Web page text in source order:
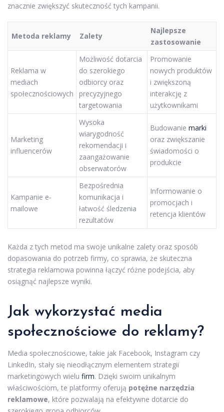
znacznie zwiększyć skuteczność tych kampanii.
Metoda reklamy Zalety
Najlepsze
zastosowanie
Reklama w
mediach
społecznościowych
Możliwość dotarcia
do szerokiego
odbiorcy oraz
precyzyjnego
targetowania
Promowanie
nowych produktów
i zwiększoną
interakcję z
użytkownikami
Marketing
influencerów
Wysoka
wiarygodność
rekomendacji i
zaangażowanie
obserwatorów
Budowanie marki
oraz zwiększanie
świadomości o
produkcie
Kampanie e-
mailowe
Bezpośrednia
komunikacja i
łatwość śledzenia
rezultatów
Informowanie o
promocjach i
retencja klientów
Każda z tych metod ma swoje unikalne zalety oraz sposób
dopasowania do potrzeb firmy, co sprawia, że skuteczna
strategia reklamowa powinna łączyć różne podejścia, aby
osiągnąć najlepsze wyniki.
Jak wykorzystać media
społecznościowe do reklamy?
Media społecznościowe, takie jak Facebook, Instagram czy
LinkedIn, stały się nieodłącznym elementem strategii
marketingowych wielu firm. Dzięki swoim unikalnym
właściwościom, te platformy oferują potężne narzędzia
reklamowe, które pozwalają na efektywne dotarcie do